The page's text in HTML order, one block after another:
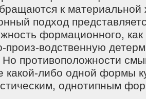
к материальной
подход
формационного,
произ-водственную
Но противоположности
какой-либо одной формы
однотипным